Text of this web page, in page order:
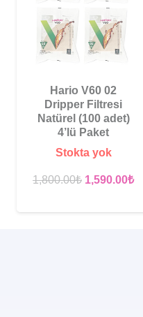
Hario V60 02
Dripper Filtresi
Natürel (100 adet)
4’lü Paket
Stokta yok
1,800.00₺ Orijinal
1,590.00₺Şu